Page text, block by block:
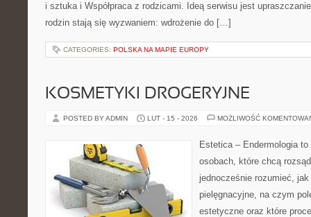
i sztuka i Współpraca z rodzicami. Ideą serwisu jest
rodzin stają się wyzwaniem: wdrożenie do […]
CATEGORIES: POLSKA NA MAPIE EUROPY
KOSMETYKI DROGERYJNE
POSTED BY ADMIN LUT - 15 - 2026 MOŻLIWOŚĆ
Estetica – Endermologia
osobach, które chcą
jednocześnie rozumieć, jak
pielęgnacyjne, na czym
estetyczne oraz które